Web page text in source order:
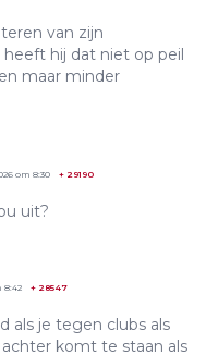
van zijn
hij dat niet op peil
maar minder
om 8:30 + 29190
uit?
8:42 + 28547
als je tegen clubs als
komt te staan als